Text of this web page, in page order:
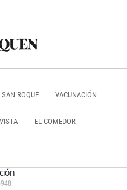
ROQUE VACUNACIÓN
EL COMEDOR